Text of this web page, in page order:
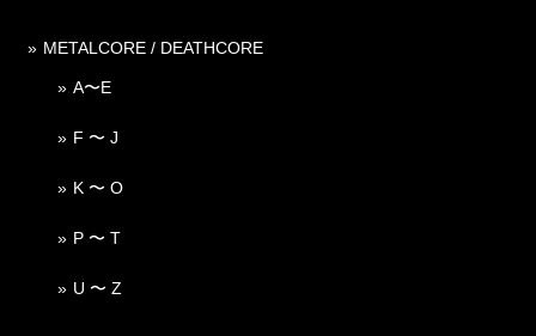
METALCORE / DEATHCORE
A〜E
F 〜 J
K 〜 O
P 〜 T
U 〜 Z